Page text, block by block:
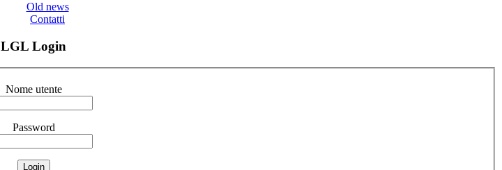
Old news
Contatti
LGL Login
Nome utente
Password